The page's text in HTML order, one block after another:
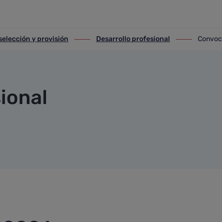
y provisión
y provisión
ir-a Desarrollo profesional
Desarrollo profesional
ir-a